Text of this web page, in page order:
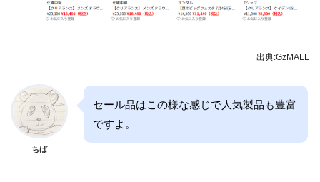
出典:GzMALL
ちば
セール品はこの様な感じで人気製品も豊富
ですよ。